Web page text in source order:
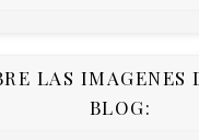
LAS IMAGENES
BLOG: